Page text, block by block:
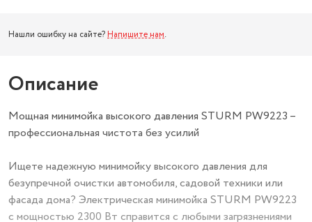
Нашли ошибку на сайте? Напишите нам.
Описание
Мощная минимойка высокого давления STURM PW9223 –
профессиональная чистота без усилий
Ищете надежную минимойку высокого давления для
безупречной очистки автомобиля, садовой техники или
фасада дома? Электрическая минимойка STURM PW9223
с мощностью 2300 Вт справится с любыми загрязнениями